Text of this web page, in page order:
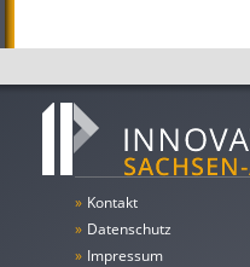
» Kontakt
» Datenschutz
» Impressum